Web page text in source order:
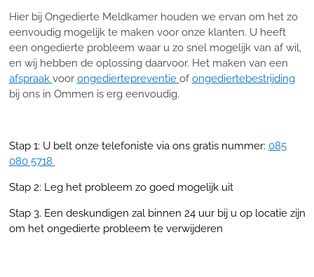
Hier bij Ongedierte Meldkamer houden we ervan om het zo
eenvoudig mogelijk te maken voor onze klanten. U heeft
een ongedierte probleem waar u zo snel mogelijk van af wil,
en wij hebben de oplossing daarvoor. Het maken van een
afspraak voor ongediertepreventie ofongediertebestrijding
bij ons in Ommen is erg eenvoudig.
Stap 1: U belt onze telefoniste via ons gratis nummer: 085
080 5718
Stap 2: Leg het probleem zo goed mogelijk uit
Stap 3. Een deskundigen zal binnen 24 uur bij u op locatie zijn
om het ongedierte probleem te verwijderen